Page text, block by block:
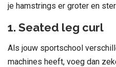
je hamstrings er groter en
1. Seated leg curl
Als jouw sportschool
machines heeft, voeg dan